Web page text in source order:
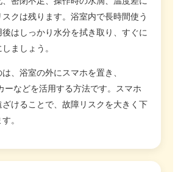
クは残ります。浴室内で長時間使う
はしっかり水分を拭き取り、すぐに
ましょう。
、浴室の外にスマホを置き、
ーなどを活用する方法です。スマホ
けることで、故障リスクを大きく下
。